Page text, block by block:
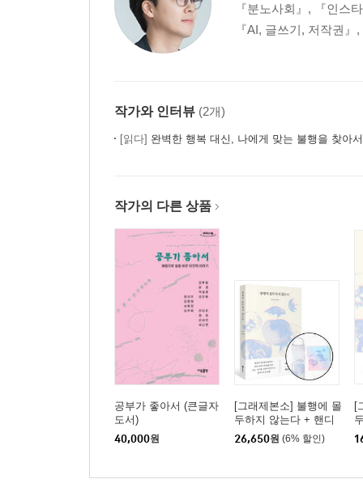
『분노사회』, 『인스
『AI, 글쓰기, 저작권
작가와 인터뷰 (2개)
[읽다] 완벽한 행복 대신, 나에게 맞는 불행을 찾아서
작가의 다른 상품
공부가 좋아서 (큰글자
도서)
40,000원
[그래제본소] 불행에 몰
두하지 않는다 + 핸디
보틀 + 투명 커버 노트
26,650원 (6% 할인)
[